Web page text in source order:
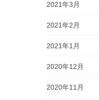
2021年3月
2021年2月
2021年1月
2020年12月
2020年11月